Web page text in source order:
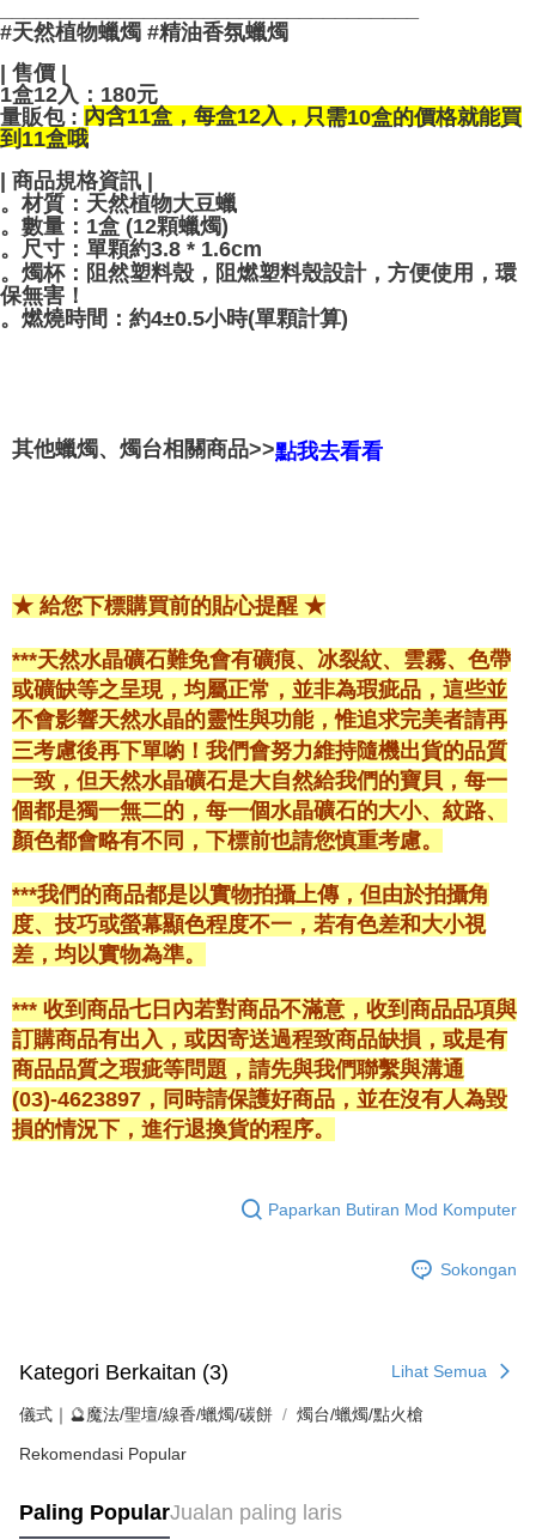
#天然植物蠟燭 #精油香氛蠟燭
| 售價 |
1盒12入 ： 180元
量販包 : 內含11盒，每盒12入， 只需10盒的價格就能買
到11盒哦
| 商品規格資訊 |
。材質：天然植物大豆蠟
。數量：1盒 (12顆蠟燭)
。尺寸：單顆約3.8 * 1.6cm
。燭杯：阻然塑料殼，阻燃塑料殼設計，方便使用，環
保無害！
。燃燒時間：約4±0.5小時(單顆計算)
其他蠟燭、燭台相關商品>>點我去看看
★ 給您下標購買前的貼心提醒 ★
***天然水晶礦石難免會有礦痕、冰裂紋、雲霧、色帶
或礦缺等之呈現，均屬正常，並非為瑕疵品，這些並
不會影響天然水晶的靈性與功能，惟追求完美者請再
三考慮後再下單喲！我們會努力維持隨機出貨的品質
一致，但天然水晶礦石是大自然給我們的寶貝，每一
個都是獨一無二的，每一個水晶礦石的大小、紋路、
顏色都會略有不同，下標前也請您慎重考慮。
***我們的商品都是以實物拍攝上傳，但由於拍攝角
度、技巧或螢幕顯色程度不一，若有色差和大小視
差，均以實物為準。
*** 收到商品七日內若對商品不滿意，收到商品品項與
訂購商品有出入，或因寄送過程致商品缺損，或是有
商品品質之瑕疵等問題，請先與我們聯繫與溝通
(03)-4623897，同時請保護好商品，並在沒有人為毀
損的情況下，進行退換貨的程序。
Paparkan Butiran Mod Komputer
Sokongan
Kategori Berkaitan (3) Lihat Semua
儀式｜🔮魔法/聖壇/線香/蠟燭/碳餅 燭台/蠟燭/點火槍
Rekomendasi Popular
Paling PopularJualan paling laris